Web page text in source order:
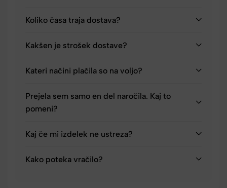
Koliko časa traja dostava?
Kakšen je strošek dostave?
Kateri načini plačila so na voljo?
Prejela sem samo en del naročila. Kaj to
pomeni?
Kaj če mi izdelek ne ustreza?
Kako poteka vračilo?